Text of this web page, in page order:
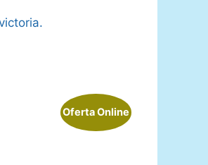
Oferta Online